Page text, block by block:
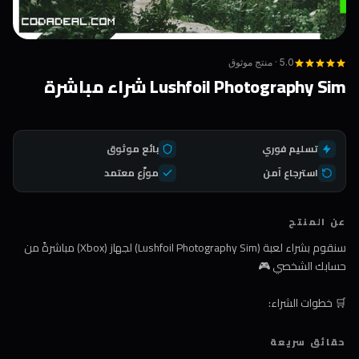
5.0 · منتج موثوق
Lushfoil Photography Sim شراء مباشرة
تسليم فوري
بائع موثوق
استرجاع آمن
موزّع معتمد
عن المنتج
سنقوم بشراء لعبة (Lushfoil Photography Sim) لجهاز (Xbox) مباشرةً من
حسابك الشخصي 🎮
🛒 خطوات الشراء:
1️⃣ اضغط على زر الشراء
حقائق سريعة